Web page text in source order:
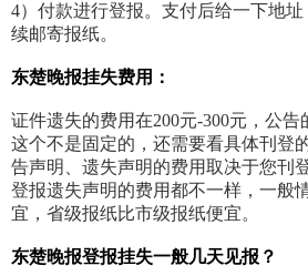
4）付款进行登报。支付后给一下地
续邮寄报纸。
东楚晚报挂失费用：
证件遗失的费用在200元-300元，公告
这个不是固定的，还需要看具体刊登
告声明、遗失声明的费用取决于您刊
登报遗失声明的费用都不一样，一般
宜，省级报纸比市级报纸便宜。
东楚晚报登报挂失一般几天见报？